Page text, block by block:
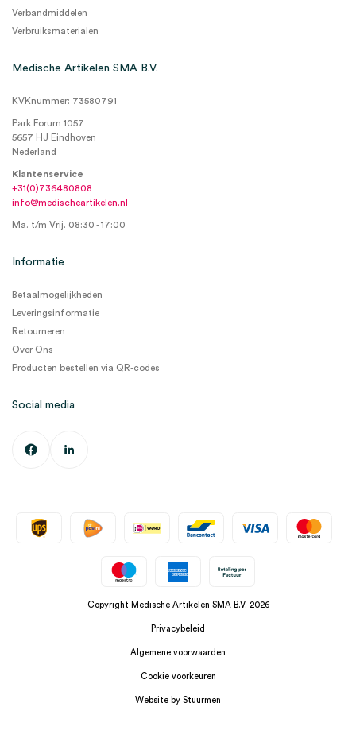
Verbandmiddelen
Verbruiksmaterialen
Medische Artikelen SMA B.V.
KVKnummer: 73580791
Park Forum 1057
5657 HJ Eindhoven
Nederland
Klantenservice
+31(0)736480808
info@medischeartikelen.nl
Ma. t/m Vrij. 08:30 - 17:00
Informatie
Betaalmogelijkheden
Leveringsinformatie
Retourneren
Over Ons
Producten bestellen via QR-codes
Social media
Copyright Medische Artikelen SMA B.V. 2026
Privacybeleid
Algemene voorwaarden
Cookie voorkeuren
Website by Stuurmen